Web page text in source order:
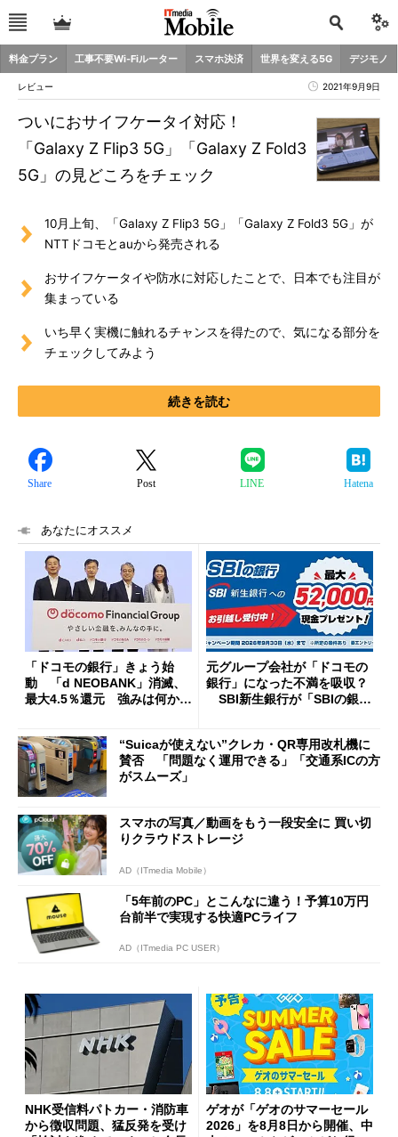
料金プラン 工事不要Wi-Fiルーター スマホ決済 世界を変える5G デジモノ
レビュー 2021年9月9日
ついにおサイフケータイ対応！
「Galaxy Z Flip3 5G」「Galaxy Z Fold3
5G」の見どころをチェック
10月上旬、「Galaxy Z Flip3 5G」「Galaxy Z Fold3 5G」が
NTTドコモとauから発売される
おサイフケータイや防水に対応したことで、日本でも注目が
集まっている
いち早く実機に触れるチャンスを得たので、気になる部分を
チェックしてみよう
続きを読む
Share Post LINE Hatena
あなたにオススメ
「ドコモの銀行」きょう始
動 「d NEOBANK」消滅、
最大4.5％還元 強みは何か解
元グループ会社が「ドコモの
銀行」になった不満を吸収？
SBI新生銀行が「SBIの銀
開催
“Suicaが使えない”クレカ・QR専用改札機に
賛否 「問題なく運用できる」「交通系ICの方
がスムーズ」
スマホの写真／動画をもう一段安全に 買い切
りクラウドストレージ
AD（ITmedia Mobile）
「5年前のPC」とこんなに違う！予算10万円
台前半で実現する快適PCライフ
AD（ITmedia PC USER）
NHK受信料パトカー・消防車
から徴収問題、猛反発を受け
ゲオが「ゲオのサマーセール
2026」を8月8日から開催、中